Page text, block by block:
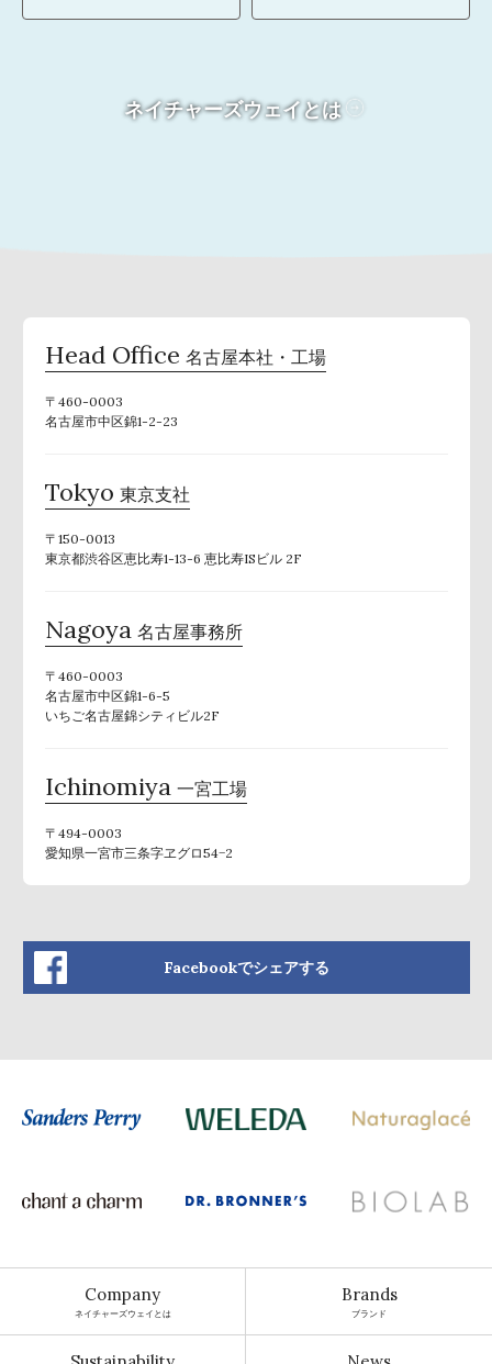
ネイチャーズウェイとは
Head Office 名古屋本社・工場
〒460-0003
名古屋市中区錦1-2-23
Tokyo 東京支社
〒150-0013
東京都渋谷区恵比寿1-13-6 恵比寿ISビル 2F
Nagoya 名古屋事務所
〒460-0003
名古屋市中区錦1-6-5
いちご名古屋錦シティビル2F
Ichinomiya 一宮工場
〒494-0003
愛知県一宮市三条字ヱグロ54−2
Facebookでシェアする
Company
ネイチャーズウェイとは
Brands
ブランド